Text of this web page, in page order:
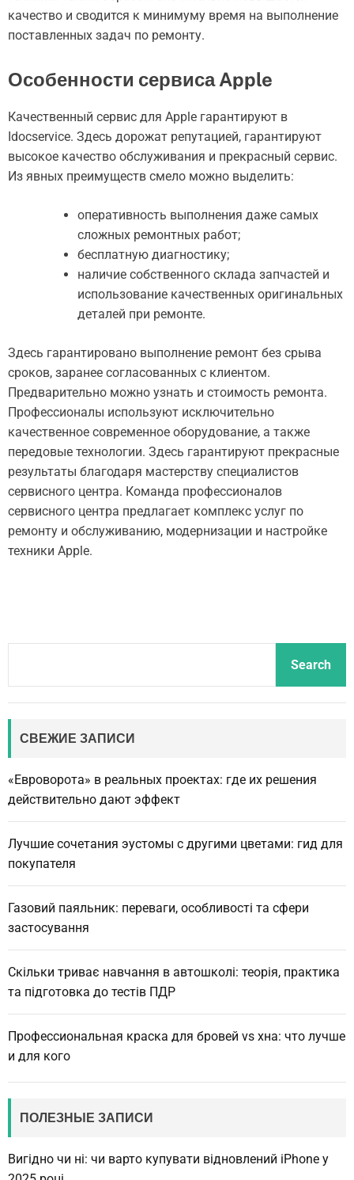
качество и сводится к минимуму время на выполнение
поставленных задач по ремонту.
Особенности сервиса Apple
Качественный сервис для Apple гарантируют в
Idocservice. Здесь дорожат репутацией, гарантируют
высокое качество обслуживания и прекрасный сервис.
Из явных преимуществ смело можно выделить:
оперативность выполнения даже самых
сложных ремонтных работ;
бесплатную диагностику;
наличие собственного склада запчастей и
использование качественных оригинальных
деталей при ремонте.
Здесь гарантировано выполнение ремонт без срыва
сроков, заранее согласованных с клиентом.
Предварительно можно узнать и стоимость ремонта.
Профессионалы используют исключительно
качественное современное оборудование, а также
передовые технологии. Здесь гарантируют прекрасные
результаты благодаря мастерству специалистов
сервисного центра. Команда профессионалов
сервисного центра предлагает комплекс услуг по
ремонту и обслуживанию, модернизации и настройке
техники Apple.
Search
СВЕЖИЕ ЗАПИСИ
«Евроворота» в реальных проектах: где их решения
действительно дают эффект
Лучшие сочетания эустомы с другими цветами: гид для
покупателя
Газовий паяльник: переваги, особливості та сфери
застосування
Скільки триває навчання в автошколі: теорія, практика
та підготовка до тестів ПДР
Профессиональная краска для бровей vs хна: что лучше
и для кого
ПОЛЕЗНЫЕ ЗАПИСИ
Вигідно чи ні: чи варто купувати відновлений iPhone у